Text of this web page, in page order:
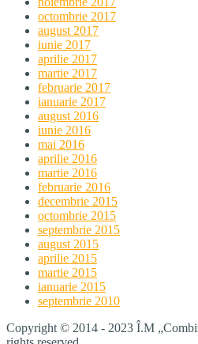
octombrie 2017
august 2017
iunie 2017
aprilie 2017
martie 2017
februarie 2017
ianuarie 2017
august 2016
iunie 2016
mai 2016
aprilie 2016
martie 2016
februarie 2016
decembrie 2015
octombrie 2015
septembrie 2015
august 2015
aprilie 2015
martie 2015
ianuarie 2015
septembrie 2010
Copyright © 2014 - 2023 Î.M